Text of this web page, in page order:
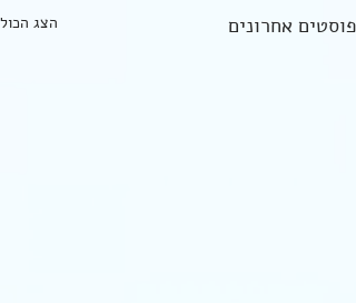
פוסטים אחרונים הצג הכול